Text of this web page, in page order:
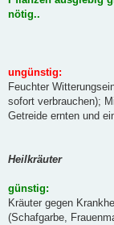
nötig..
ungünstig:
Feuchter
sofort verbrauchen);
Getreide ernten und
Heilkräuter
günstig:
Kräuter gegen
(Schafgarbe,